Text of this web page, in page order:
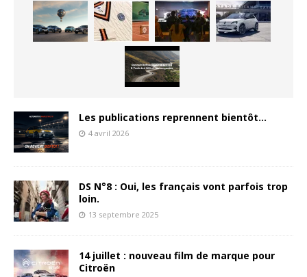
Les publications reprennent bientôt…
4 avril 2026
DS N°8 : Oui, les français vont parfois trop
loin.
13 septembre 2025
14 juillet : nouveau film de marque pour
Citroën